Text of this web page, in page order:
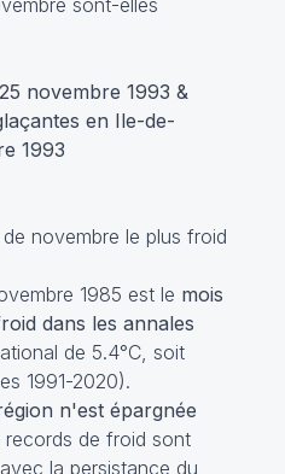
novembre 1993 &
en Ile-de-
1993
novembre le plus froid
1985 est le mois
dans les annales
de 5.4°C, soit
1991-2020).
n'est épargnée
records de froid sont
la persistance du